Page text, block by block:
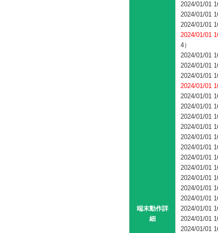
端末動作詳
細
2024/01/01
2024/01/01
2024/01/01
2024/01/01
4）
2024/01/01
2024/01/01
2024/01/01
2024/01/01
2024/01/01
2024/01/01
2024/01/01
2024/01/01
2024/01/01
2024/01/01
2024/01/01
2024/01/01
2024/01/01
2024/01/01
2024/01/01
2024/01/01
2024/01/01
2024/01/01